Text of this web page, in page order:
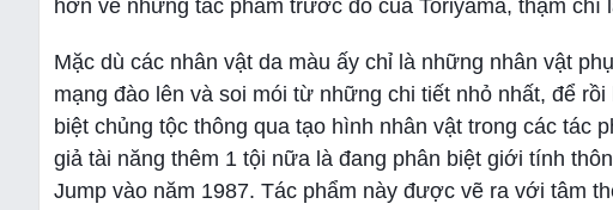
hơn về những tác phẩm trước đó của Toriyama, thậm
Mặc dù các nhân vật da màu ấy chỉ là những nhân vật
mạng đào lên và soi mói từ những chi tiết nhỏ nhất, để
biệt chủng tộc thông qua tạo hình nhân vật trong các tác
giả tài năng thêm 1 tội nữa là đang phân biệt giới tính
Jump vào năm 1987. Tác phẩm này được vẽ ra với tâm